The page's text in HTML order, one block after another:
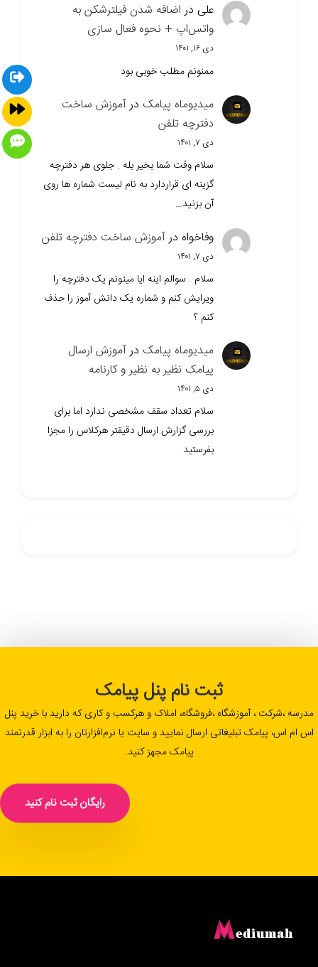
علی دراضافه شدن فیلترشکن به
واتس‌اپ + نحوه فعال سازی
دی ۱۶, ۱۴۰۱
ممنونم مطلب خوبی بود
میدیوماه پیامک درآموزش ساخت
دفترچه تلفن
دی ۷, ۱۴۰۱
سلام وقت شما بخیر بله . جلوی هر دفترچه
گزینه ای قراردارد به نام لیست شماره ها روی
آن بزنید…
وفاخواه درآموزش ساخت دفترچه تلفن
دی ۷, ۱۴۰۱
سلام . سوالم اینه ایا میتونم یک دفترچه را
ویرایش کنم و شماره یک دانش آموز را حذف
کنم ؟
میدیوماه پیامک درآموزش ارسال
پیامک نظیر به نظیر و کارنامه
دی ۵, ۱۴۰۱
سلام تعداد سقف مشخصی ندارد اما برای
بررسی گزارش ارسال دقیقتر هرکلاس را مجزا
بفرستید
ثبت نام پنل پیامک
مدرسه ،شرکت ، آموزشگاه ،فروشگاه، املاک و هرکسب و کاری که دارید با خرید پنل
اس ام اس، پیامک تبلیغاتی ارسال نمایید و سایت یا نرم‌افزارتان را به ابزار قدرتمند
پیامک مجهز کنید.
رایگان ثبت نام کنید